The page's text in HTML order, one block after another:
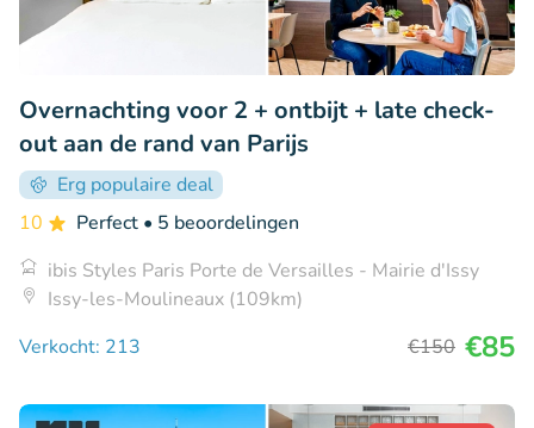
Overnachting voor 2 + ontbijt + late check-
out aan de rand van Parijs
Erg populaire deal
10
Perfect • 5 beoordelingen
ibis Styles Paris Porte de Versailles - Mairie d'Issy
Issy-les-Moulineaux (109km)
Verkocht: 213
€150 €85